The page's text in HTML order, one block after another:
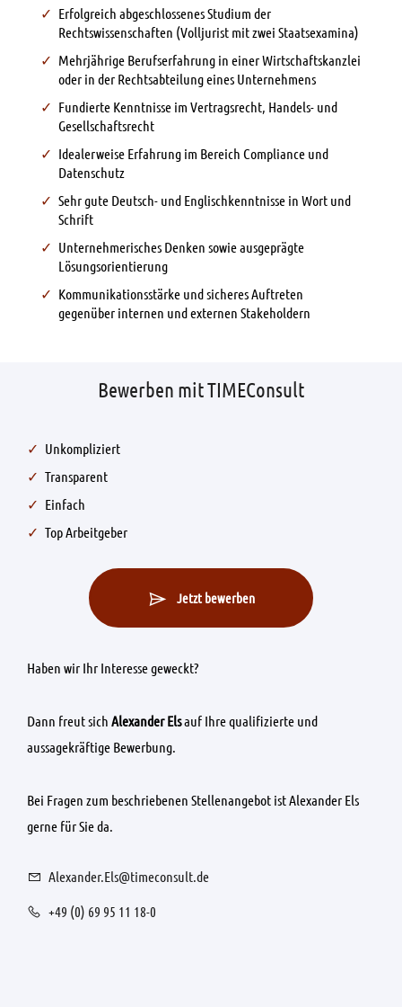
Erfolgreich abgeschlossenes Studium der
Rechtswissenschaften (Volljurist mit zwei Staatsexamina)
Mehrjährige Berufserfahrung in einer Wirtschaftskanzlei
oder in der Rechtsabteilung eines Unternehmens
Fundierte Kenntnisse im Vertragsrecht, Handels- und
Gesellschaftsrecht
Idealerweise Erfahrung im Bereich Compliance und
Datenschutz
Sehr gute Deutsch- und Englischkenntnisse in Wort und
Schrift
Unternehmerisches Denken sowie ausgeprägte
Lösungsorientierung
Kommunikationsstärke und sicheres Auftreten
gegenüber internen und externen Stakeholdern
Bewerben mit TIMEConsult
Unkompliziert
Transparent
Einfach
Top Arbeitgeber
Jetzt bewerben
Haben wir Ihr Interesse geweckt?
Dann freut sich Alexander Elsauf Ihre qualifizierte und
aussagekräftige Bewerbung.
Bei Fragen zum beschriebenen Stellenangebot ist Alexander Els
gerne für Sie da.
Alexander.Els@timeconsult.de
+49 (0) 69 95 11 18-0